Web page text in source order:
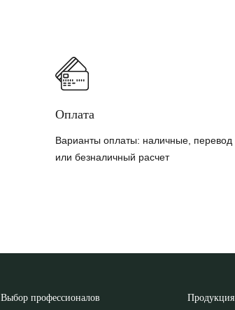
Оплата
Варианты оплаты: наличные, перевод
или безналичный расчет
Выбор профессионалов Продукция